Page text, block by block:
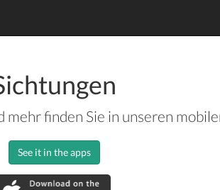
mehr finden Sie in unseren
See it in the apps